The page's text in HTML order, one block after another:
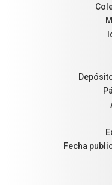
Fecha